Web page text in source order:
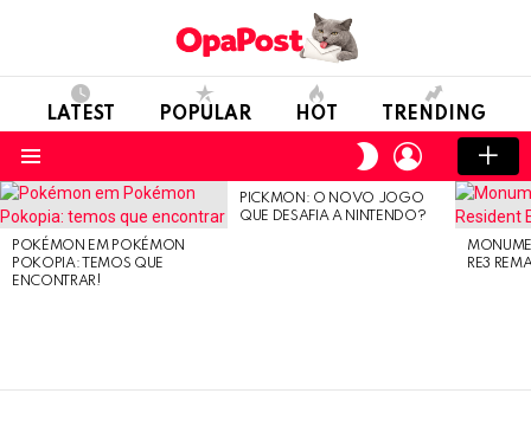
LATEST POPULAR HOT TRENDING
SWITCH
SKIN
LOGIN
LATEST
STORIES
POKÉMON EM POKÉMON
POKOPIA: TEMOS QUE
ENCONTRAR!
PICKMON: O NOVO JOGO
QUE DESAFIA A NINTENDO?
RE3